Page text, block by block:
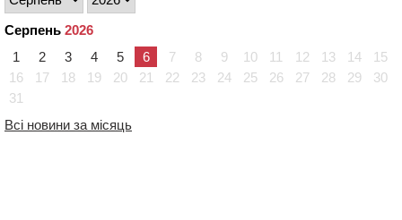
Серпень 2026
1
2 3 4 5 6 7 8 9 10 11 12 13 14
15
16
17 18 19 20 21 22 23 24 25 26 27 28 29
30
31
Всі новини за місяць